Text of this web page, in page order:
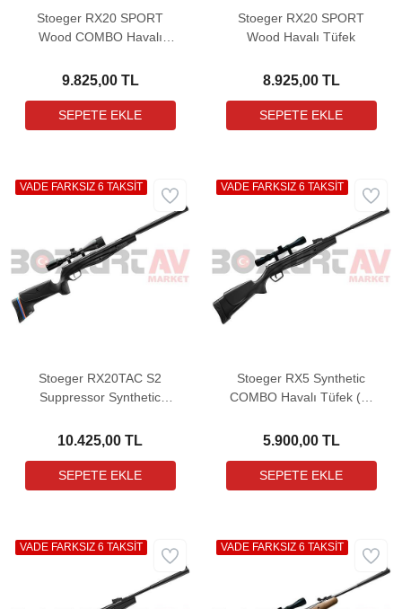
Stoeger RX20 SPORT
Wood COMBO Havalı
birlikte)
9.825,00 TL
Stoeger RX20 SPORT
Wood Havalı Tüfek
8.925,00 TL
Stoeger RX20TAC S2
Suppressor Synthetic
Dürbün Hediyeli)
10.425,00 TL
VADE FARKSIZ 6 TAKSİT
Stoeger RX5 Synthetic
COMBO Havalı Tüfek (3-
5.900,00 TL
VADE FARKSIZ 6 TAKSİT
VADE FARKSIZ 6 TAKSİT VADE FARKSIZ 6 TAKSİT